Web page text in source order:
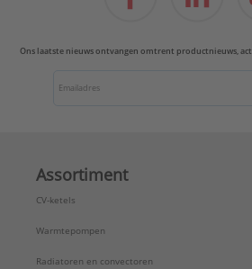
Ons laatste nieuws ontvangen omtrent productnieuws,
Assortiment
CV-ketels
Warmtepompen
Radiatoren en convectoren